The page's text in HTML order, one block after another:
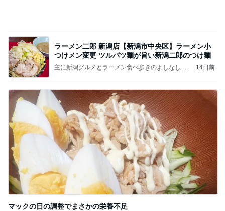
ラーメン二郎 新潟店【新潟市中央区】ラーメン小
つけメン変更 ツルパツ麺が旨い新潟二郎のつけ麺
主に新潟グルメとラーメン食べ歩きのよしなしご
14日前
マックの日の調整でまさかの栄養不足